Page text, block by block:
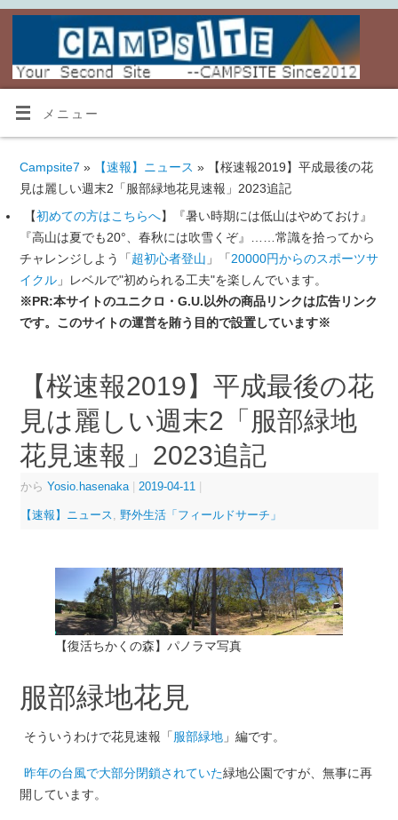
メニュー
Campsite7 » 【速報】ニュース » 【桜速報2019】平成最後の花
見は麗しい週末2「服部緑地花見速報」2023追記
【初めての方はこちらへ】『暑い時期には低山はやめておけ』
『高山は夏でも20°、春秋には吹雪くぞ』……常識を拾ってから
チャレンジしよう「超初心者登山 」「20000円からのスポーツサ
イクル」レベルで"初められる工夫"を楽しんでいます。
※PR:本サイトのユニクロ・G.U.以外の商品リンクは広告リンク
です。このサイトの運営を賄う目的で設置しています※
【桜速報2019】平成最後の花
見は麗しい週末2「服部緑地
花見速報」2023追記
から Yosio.hasenaka 2019-04-11
【速報】ニュース 野外生活「フィールドサーチ」
【復活ちかくの森】パノラマ写真
服部緑地花見
そういうわけで花見速報「服部緑地」編です。
昨年の台風で大部分閉鎖されていた緑地公園ですが、無事に再
開しています。